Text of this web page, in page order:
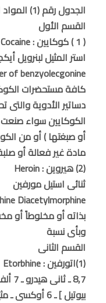
الجدول رقم (1) المواد المعتبرة مخدرة
القسم الأول
( 1 ) كوكايين : Cocaine
استر المثيل لبنرويل
of benzyolecgonine
كافة مستحضرات
الكوكايين سواء صنعت
أو صبغتها ) أو من
مادة غير فعالة أو
(2) هيروين : Heroin
ثنائى استيل مورفين
Diacetylmorphine –
بذاته أو مخلوطاً أو
وبأى نسبة
القسم الثانى
(1)اتورفين : Etorbhine
بيوتيل ] ـ 6 أوكسى ـ مثيل ـ 14,6 اندواثيون مورفين .